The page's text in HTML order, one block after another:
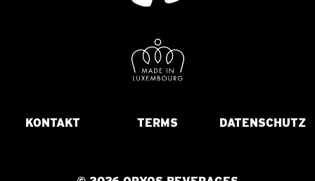
KONTAKT TERMS DATENSCHUTZ